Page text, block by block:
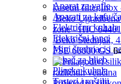
Aparat za vafle
Aparati za kafu/
Električna kuhala
Električni lonci
Mini štednjaci i
Pekač za hljeb
Plinska kuhala
Tosteri i roštilji
kasetni
Beko
zone - HIC
Beko Štednjak,
FSE 66000 GS